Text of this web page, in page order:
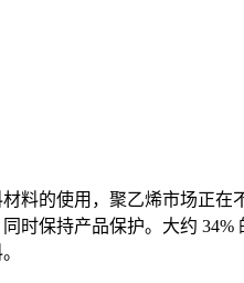
料的使用，聚乙烯市场正
时保持产品保护。大约